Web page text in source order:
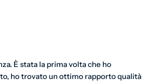
È stata la prima volta che ho
ho trovato un ottimo rapporto qualità